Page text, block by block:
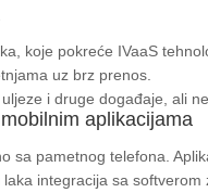
koje pokreće IVaaS
uz brz prenos.
i druge događaje, ali
aplikacijama
pametnog telefona.
integracija sa